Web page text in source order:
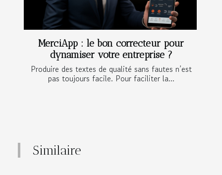
MerciApp : le bon correcteur pour
dynamiser votre entreprise ?
Produire des textes de qualité sans fautes n’est
pas toujours facile. Pour faciliter la...
Similaire